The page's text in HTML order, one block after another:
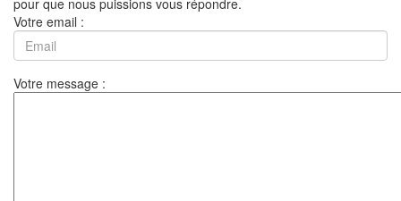
pour que nous puissions vous répondre.
Votre email :
Votre message :